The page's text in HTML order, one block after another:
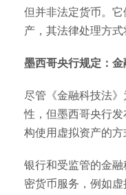
但并非法定货币。
产，其法律处理方式
墨西哥央行规定：
尽管《金融科技法
性，但墨西哥央行
构使用虚拟资产的方
银行和受监管的金
密货币服务，例如